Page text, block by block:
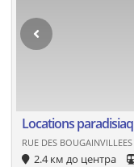
Locations
RUE DES BOUGAINVILLEES
2.4 км до центра